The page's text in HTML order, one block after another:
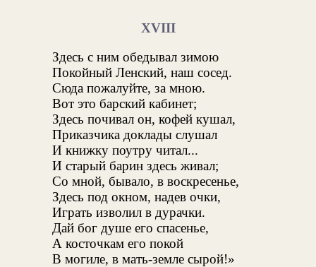
XVIII
Здесь с ним обедывал зимою
Покойный Ленский, наш сосед.
Сюда пожалуйте, за мною.
Вот это барский кабинет;
Здесь почивал он, кофей кушал,
Приказчика доклады слушал
И книжку поутру читал...
И старый барин здесь живал;
Со мной, бывало, в воскресенье,
Здесь под окном, надев очки,
Играть изволил в дурачки.
Дай бог душе его спасенье,
А косточкам его покой
В могиле, в мать-земле сырой!»